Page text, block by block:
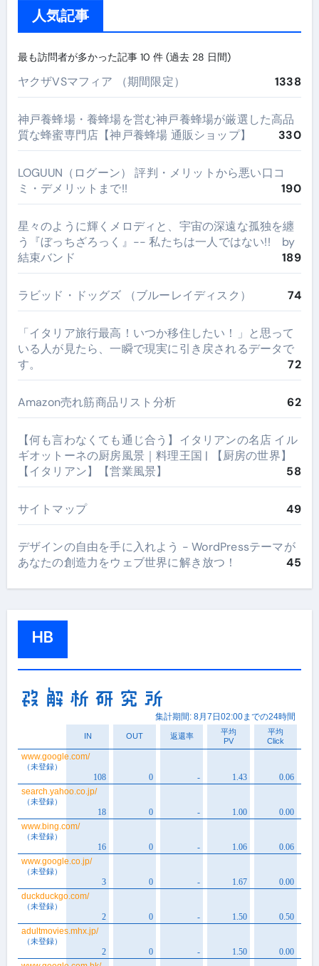
人気記事
最も訪問者が多かった記事 10 件 (過去 28 日間)
ヤクザVSマフィア （期間限定） 1338
神戸養蜂場・養蜂場を営む神戸養蜂場が厳選した高品
質な蜂蜜専門店【神戸養蜂場 通販ショップ】
330
LOGUUN（ログーン） 評判・メリットから悪い口コ
ミ・デメリットまで!!
190
星々のように輝くメロディと、宇宙の深遠な孤独を纏
う『ぼっちざろっく』-- 私たちは一人ではない!! by
結束バンド
189
ラビッド・ドッグズ （ブルーレイディスク） 74
​「イタリア旅行最高！いつか移住したい！」と思って
いる人が見たら、一瞬で現実に引き戻されるデータで
す。
72
Amazon売れ筋商品リスト分析 62
【何も言わなくても通じ合う】イタリアンの名店 イル
ギオットーネの厨房風景｜料理王国 | 【厨房の世界】
【イタリアン】【営業風景】
58
サイトマップ 49
デザインの自由を手に入れよう - WordPressテーマが
あなたの創造力をウェブ世界に解き放つ！
45
HB